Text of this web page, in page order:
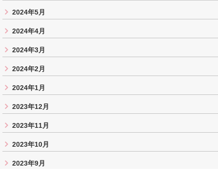
2024年5月
2024年4月
2024年3月
2024年2月
2024年1月
2023年12月
2023年11月
2023年10月
2023年9月